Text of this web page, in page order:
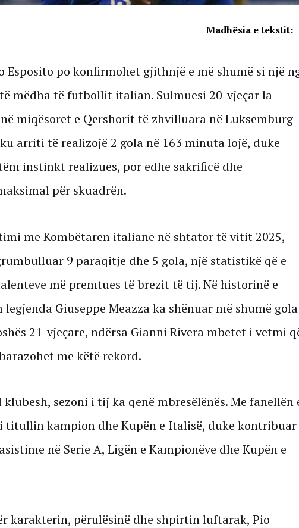
Madhësia e tekstit:
Esposito po konfirmohet gjithnjë e më shumë si një
mëdha të futbollit italian. Sulmuesi 20-vjeçar la
miqësoret e Qershorit të zhvilluara në Luksemburg
arriti të realizojë 2 gola në 163 minuta lojë, duke
instinkt realizues, por edhe sakrificë dhe
për skuadrën.
me Kombëtaren italiane në shtator të vitit 2025,
9 paraqitje dhe 5 gola, një statistikë që e
më premtues të brezit të tij. Në historinë e
Giuseppe Meazza ka shënuar më shumë gola
21-vjeçare, ndërsa Gianni Rivera mbetet i vetmi
me këtë rekord.
klubesh, sezoni i tij ka qenë mbresëlënës. Me fanellën
kampion dhe Kupën e Italisë, duke kontribuar
në Serie A, Ligën e Kampionëve dhe Kupën e
karakterin, përulësinë dhe shpirtin luftarak, Pio
Vrasja e Edmond
kontrolle në disa
persona për
Gjykata
n”/ 567 milionë
rrezikimin e
07 Gusht, 2026